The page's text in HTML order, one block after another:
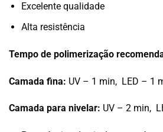
Excelente qualidade
Alta resistência
Tempo de polimerização
Camada fina: UV – 1 min, LED – 1
Camada para nivelar: UV – 2 min,